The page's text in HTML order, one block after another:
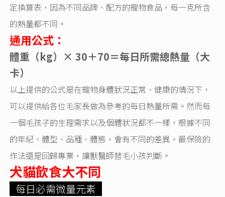
定換算表，因為不同品牌、配方的寵物食品，每一克所含
的熱量都不同。
通用公式：
體重（kg） × 30＋70＝每日所需總熱量（大
卡）
以上提供的公式是在寵物身體狀況正常、健康的情況下，
可以提供給各位毛家長做為參考的每日熱量所需。然而每
一個毛孩子的生理需求以及個體狀況都不一樣，根據不同
的年紀、體型、品種、體態，會有不同的差異，最保險的
作法還是回歸專業，讓獸醫師替毛小孩判斷。
犬貓飲食大不同
每日必需微量元素